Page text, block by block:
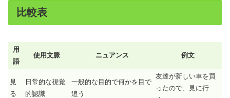
比較表
用
語
使用文脈 ニュアンス 例文
見
る
日常的な視覚
的認識
一般的な目的で何かを目で
追う
友達が新しい車を買
ったので、見に行